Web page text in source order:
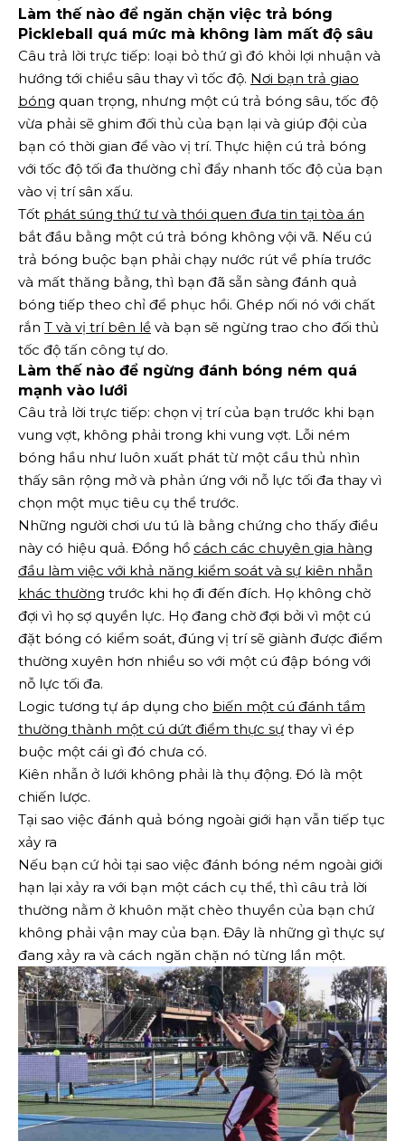
Làm thế nào để ngăn chặn việc trả bóng
Pickleball quá mức mà không làm mất độ sâu
Câu trả lời trực tiếp: loại bỏ thứ gì đó khỏi lợi nhuận và
hướng tới chiều sâu thay vì tốc độ. Nơi bạn trả giao
bóng quan trọng, nhưng một cú trả bóng sâu, tốc độ
vừa phải sẽ ghim đối thủ của bạn lại và giúp đội của
bạn có thời gian để vào vị trí. Thực hiện cú trả bóng
với tốc độ tối đa thường chỉ đẩy nhanh tốc độ của bạn
vào vị trí sân xấu.
Tốt phát súng thứ tư và thói quen đưa tin tại tòa án
bắt đầu bằng một cú trả bóng không vội vã. Nếu cú ​​
trả bóng buộc bạn phải chạy nước rút về phía trước
và mất thăng bằng, thì bạn đã sẵn sàng đánh quả
bóng tiếp theo chỉ để phục hồi. Ghép nối nó với chất
rắn T và vị trí bên lề và bạn sẽ ngừng trao cho đối thủ
tốc độ tấn công tự do.
Làm thế nào để ngừng đánh bóng ném quá
mạnh vào lưới
Câu trả lời trực tiếp: chọn vị trí của bạn trước khi bạn
vung vợt, không phải trong khi vung vợt. Lỗi ném
bóng hầu như luôn xuất phát từ một cầu thủ nhìn
thấy sân rộng mở và phản ứng với nỗ lực tối đa thay vì
chọn một mục tiêu cụ thể trước.
Những người chơi ưu tú là bằng chứng cho thấy điều
này có hiệu quả. Đồng hồ cách các chuyên gia hàng
đầu làm việc với khả năng kiểm soát và sự kiên nhẫn
khác thường trước khi họ đi đến đích. Họ không chờ
đợi vì họ sợ quyền lực. Họ đang chờ đợi bởi vì một cú
đặt bóng có kiểm soát, đúng vị trí sẽ giành được điểm
thường xuyên hơn nhiều so với một cú đập bóng với
nỗ lực tối đa.
Logic tương tự áp dụng cho biến một cú đánh tầm
thường thành một cú dứt điểm thực sự thay vì ép
buộc một cái gì đó chưa có.
Kiên nhẫn ở lưới không phải là thụ động. Đó là một
chiến lược.
Tại sao việc đánh quả bóng ngoài giới hạn vẫn tiếp tục
xảy ra
Nếu bạn cứ hỏi tại sao việc đánh bóng ném ngoài giới
hạn lại xảy ra với bạn một cách cụ thể, thì câu trả lời
thường nằm ở khuôn mặt chèo thuyền của bạn chứ
không phải vận may của bạn. Đây là những gì thực sự
đang xảy ra và cách ngăn chặn nó từng lần một.